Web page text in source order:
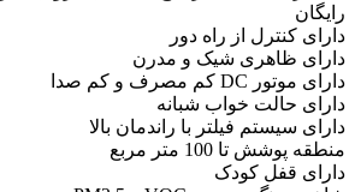
رایگان
دارای کنترل از راه دور
دارای ظاهری شیک و مدرن
دارای موتور DC کم مصرف و کم صدا
دارای حالت خواب شبانه
دارای سیستم فیلتر با راندمان بالا
منطقه پوشش تا 100 متر مربع
دارای قفل کودک